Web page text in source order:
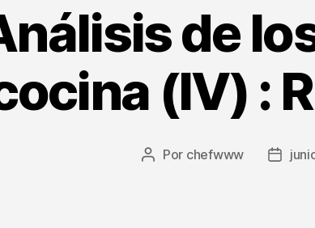
de
(IV) :
Autor
Por chefwww
Fecha